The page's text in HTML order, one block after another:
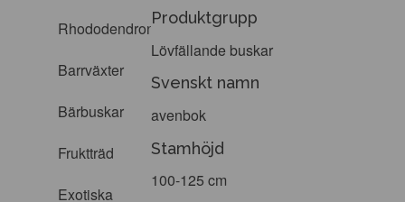
Rhododendron
Barrväxter
Bärbuskar
Fruktträd
Exotiska
Produktgrupp
Lövfällande buskar
Svenskt namn
avenbok
Stamhöjd
100-125 cm